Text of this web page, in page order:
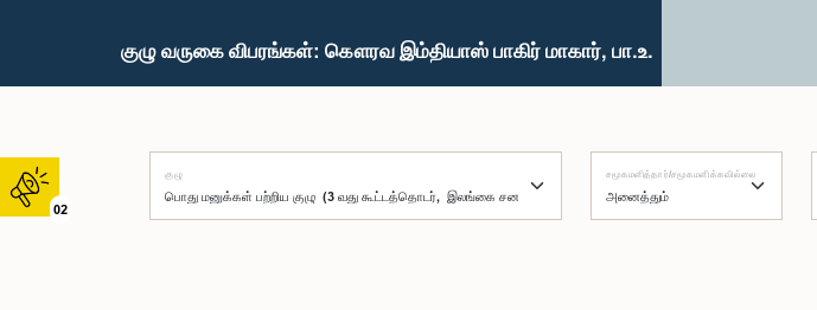
02
குழு வருகை விபரங்கள்: கௌரவ இம்தியாஸ் பாகிர் மாகார், பா.உ.
குழு சமூகமளித்தார்/சமூகமளிக்கவில்லை